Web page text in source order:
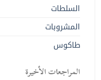
السلطات
المشروبات
طاكوس
المراجعات الأخيرة